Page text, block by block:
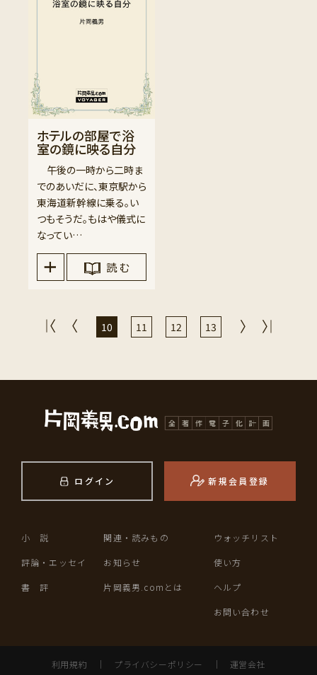
ホテルの部屋で浴
室の鏡に映る自分
午後の一時から二時ま
でのあいだに、東京駅から
東海道新幹線に乗る。い
つもそうだ。もはや儀式に
なってい…
読 む
10 11 12 13
ログイン 新規会員登録
小 説
評論・エッセイ
書 評
関連・読みもの
お知らせ
片岡義男.comとは
ウォッチリスト
使い方
ヘルプ
お問い合わせ
利用規約 ｜ プライバシーポリシー ｜ 運営会社